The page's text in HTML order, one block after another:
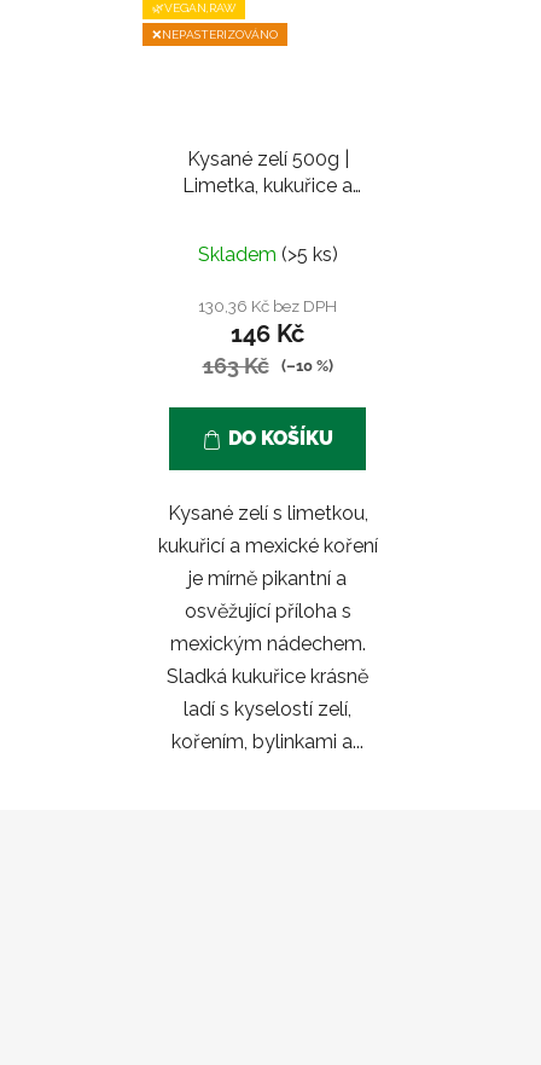
🌿VEGAN,RAW
❌NEPASTERIZOVÁNO
Kysané zelí 500g |
Limetka, kukuřice a
Skladem (>5 ks)
130,36 Kč bez DPH
146 Kč
163 Kč (–10 %)
DO KOŠÍKU
Kysané zelí s limetkou,
kukuřicí a mexické koření
je mírně pikantní a
osvěžující příloha s
mexickým nádechem.
Sladká kukuřice krásně
ladí s kyselostí zelí,
kořením, bylinkami a...